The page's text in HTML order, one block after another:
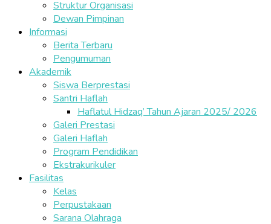
Struktur Organisasi
Dewan Pimpinan
Informasi
Berita Terbaru
Pengumuman
Akademik
Siswa Berprestasi
Santri Haflah
Haflatul Hidzaq’ Tahun Ajaran 2025/ 2026
Galeri Prestasi
Galeri Haflah
Program Pendidikan
Ekstrakurikuler
Fasilitas
Kelas
Perpustakaan
Sarana Olahraga